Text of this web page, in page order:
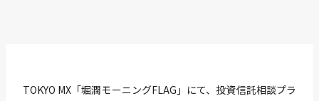
TOKYO MX「堀潤モーニングFLAG」にて、投資信託相談プラ